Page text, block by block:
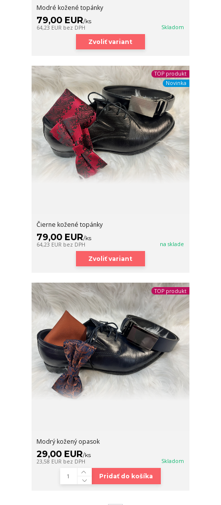
Modré kožené topánky
79,00 EUR/ks
64,23 EUR bez DPH Skladom
Zvoliť variant
TOP produkt
Novinka
Čierne kožené topánky
79,00 EUR/ks
64,23 EUR bez DPH na sklade
Zvoliť variant
TOP produkt
Modrý kožený opasok
29,00 EUR/ks
23,58 EUR bez DPH Skladom
Pridať do košíka